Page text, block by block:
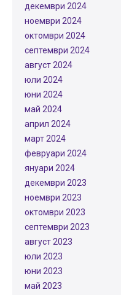
декември 2024
ноември 2024
октомври 2024
септември 2024
август 2024
юли 2024
юни 2024
май 2024
април 2024
март 2024
февруари 2024
януари 2024
декември 2023
ноември 2023
октомври 2023
септември 2023
август 2023
юли 2023
юни 2023
май 2023